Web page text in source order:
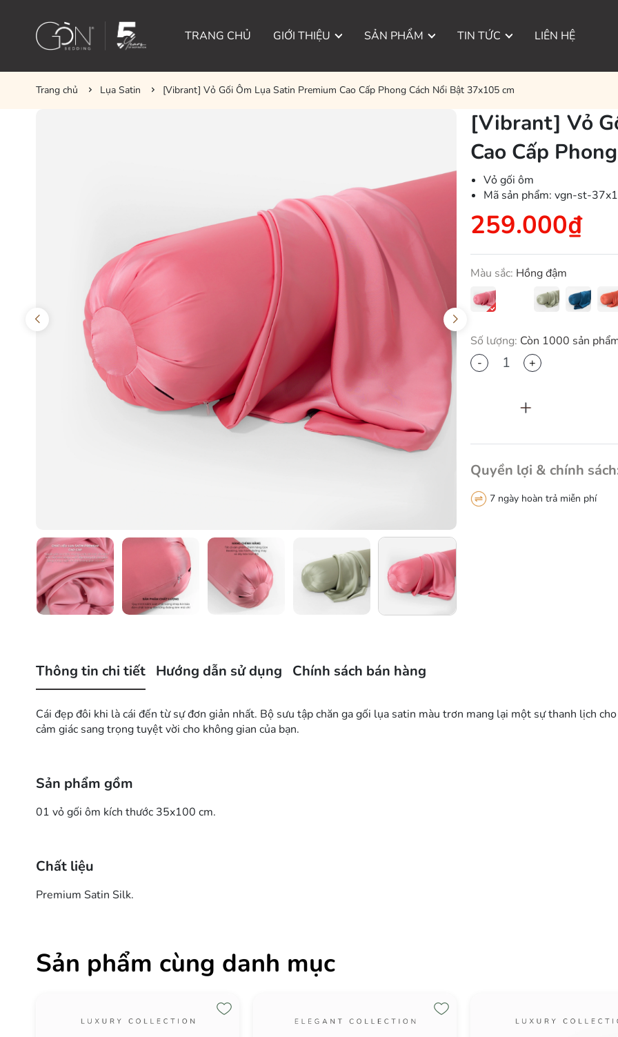
TRANG CHỦ GIỚI THIỆU SẢN PHẨM TIN TỨC LIÊN HỆ
Trang chủ Lụa Satin [Vibrant] Vỏ Gối Ôm Lụa Satin Premium Cao Cấp Phong Cách Nổi Bật 37x105 cm
[Vibrant] Vỏ
Cao Cấp
Vỏ gối ôm
Mã sản phẩm: vgn-st-
259.000₫
Màu sắc: Hồng đậm
Số lượng: Còn 1000 sản
-
+
Quyền lợi & chính
7 ngày hoàn trả miễn phí
Thông tin chi tiết Hướng dẫn sử dụng Chính sách bán hàng
Cái đẹp đôi khi là cái đến từ sự đơn giản nhất. Bộ sưu tập chăn ga gối lụa satin màu trơn mang lại một sự thanh lịch
cảm giác sang trọng tuyệt vời cho không gian của bạn.
Sản phẩm gồm
01 vỏ gối ôm kích thước 35x100 cm.
Chất liệu
Premium Satin Silk.
Sản phẩm cùng danh mục